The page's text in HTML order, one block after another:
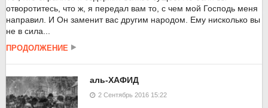
отворотитесь, что ж, я передал вам то, с чем мой Господь меня
направил. И Он заменит вас другим народом. Ему нисколько вы
не в сила...
ПРОДОЛЖЕНИЕ
аль-ХАФИД
2 Сентябрь 2016 15:22